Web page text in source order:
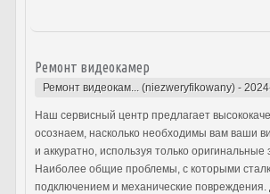
Ремонт видеокамер
Ремонт видеокам... (niezweryfikowany) -
Наш сервисный центр предлагает
осознаем, насколько необходимы вам ваши
и аккуратно, используя только
Наиболее общие проблемы, с которыми
подключением и механические